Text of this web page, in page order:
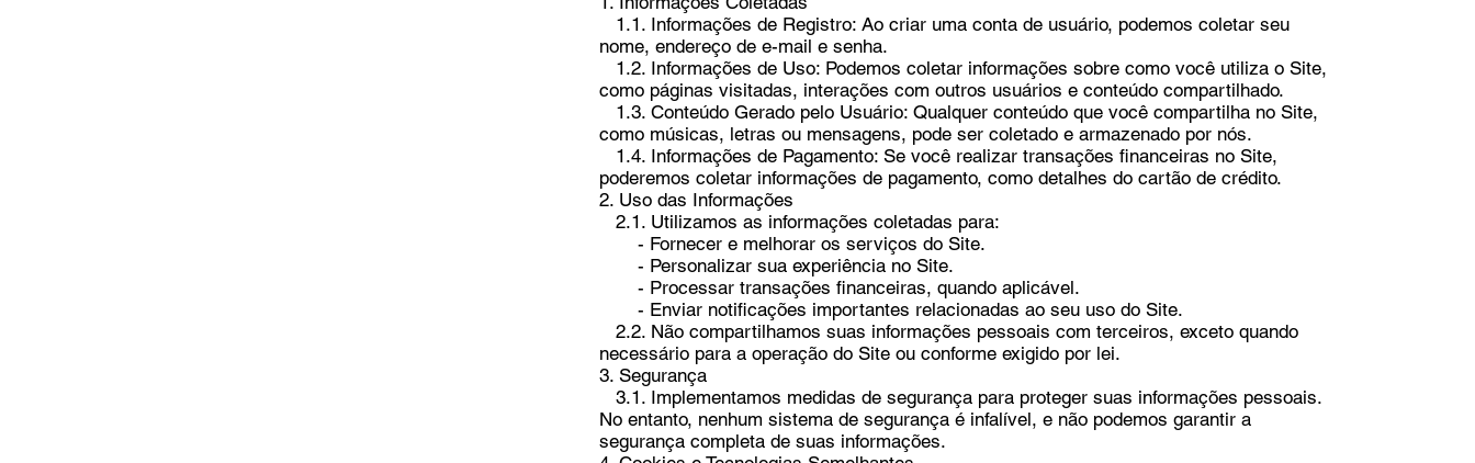
1.1. Informações de Registro: Ao criar uma conta de usuário, podemos coletar seu
nome, endereço de e-mail e senha.
1.2. Informações de Uso: Podemos coletar informações sobre como você utiliza o Site,
como páginas visitadas, interações com outros usuários e conteúdo compartilhado.
1.3. Conteúdo Gerado pelo Usuário: Qualquer conteúdo que você compartilha no Site,
como músicas, letras ou mensagens, pode ser coletado e armazenado por nós.
1.4. Informações de Pagamento: Se você realizar transações financeiras no Site,
poderemos coletar informações de pagamento, como detalhes do cartão de crédito.
2. Uso das Informações
2.1. Utilizamos as informações coletadas para:
- Fornecer e melhorar os serviços do Site.
- Personalizar sua experiência no Site.
- Processar transações financeiras, quando aplicável.
- Enviar notificações importantes relacionadas ao seu uso do Site.
2.2. Não compartilhamos suas informações pessoais com terceiros, exceto quando
necessário para a operação do Site ou conforme exigido por lei.
3. Segurança
3.1. Implementamos medidas de segurança para proteger suas informações pessoais.
No entanto, nenhum sistema de segurança é infalível, e não podemos garantir a
segurança completa de suas informações.